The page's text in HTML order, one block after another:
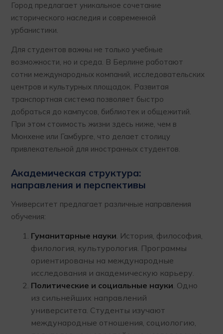
Город предлагает уникальное сочетание
исторического наследия и современной
урбанистики.
Для студентов важны не только учебные
возможности, но и среда. В Берлине работают
сотни международных компаний, исследовательских
центров и культурных площадок. Развитая
транспортная система позволяет быстро
добраться до кампусов, библиотек и общежитий.
При этом стоимость жизни здесь ниже, чем в
Мюнхене или Гамбурге, что делает столицу
привлекательной для иностранных студентов.
Академическая структура:
направления и перспективы
Университет предлагает различные направления
обучения:
Гуманитарные науки. История, философия,
филология, культурология. Программы
ориентированы на международные
исследования и академическую карьеру.
Политические и социальные науки. Одно
из сильнейших направлений
университета. Студенты изучают
международные отношения, социологию,